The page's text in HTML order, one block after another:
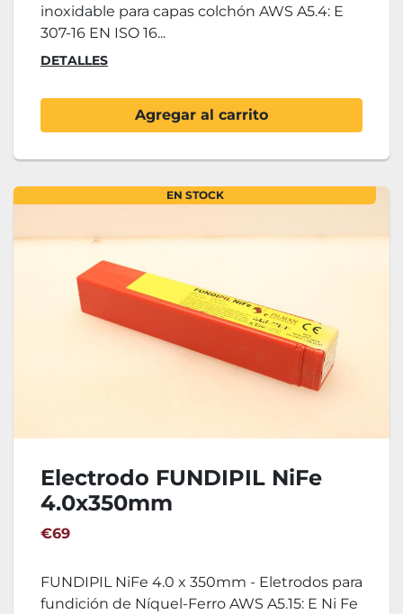
inoxidable para capas colchón AWS A5.4: E
307-16 EN ISO 16...
DETALLES
Agregar al carrito
EN STOCK
Electrodo FUNDIPIL NiFe
4.0x350mm
€69
FUNDIPIL NiFe 4.0 x 350mm - Eletrodos para
fundición de Níquel-Ferro AWS A5.15: E Ni Fe